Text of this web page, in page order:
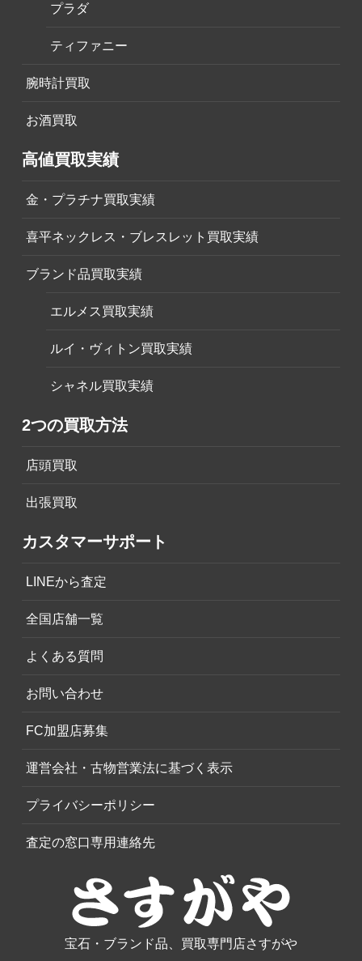
プラダ
ティファニー
腕時計買取
お酒買取
高値買取実績
金・プラチナ買取実績
喜平ネックレス・ブレスレット買取実績
ブランド品買取実績
エルメス買取実績
ルイ・ヴィトン買取実績
シャネル買取実績
2つの買取方法
店頭買取
出張買取
カスタマーサポート
LINEから査定
全国店舗一覧
よくある質問
お問い合わせ
FC加盟店募集
運営会社・古物営業法に基づく表示
プライバシーポリシー
査定の窓口専用連絡先
宝石・ブランド品、買取専門店さすがや